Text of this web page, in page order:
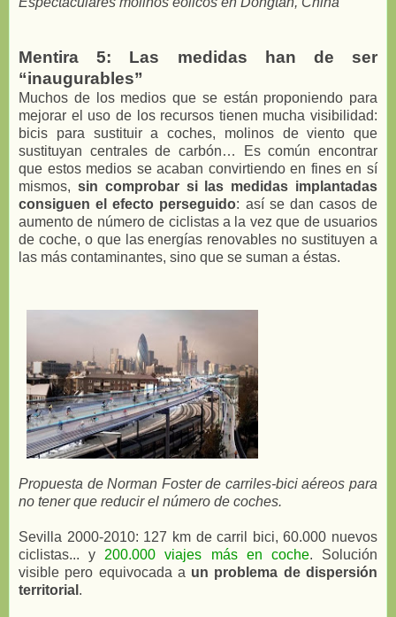
Mentira 5: Las medidas han de ser
“inaugurables”
Muchos de los medios que se están proponiendo para
mejorar el uso de los recursos tienen mucha visibilidad:
bicis para sustituir a coches, molinos de viento que
sustituyan centrales de carbón… Es común encontrar
que estos medios se acaban convirtiendo en fines en sí
mismos, sin comprobar si las medidas implantadas
consiguen el efecto perseguido: así se dan casos de
aumento de número de ciclistas a la vez que de usuarios
de coche, o que las energías renovables no sustituyen a
las más contaminantes, sino que se suman a éstas.
Propuesta de Norman Foster de carriles-bici aéreos para
no tener que reducir el número de coches.
Sevilla 2000-2010: 127 km de carril bici, 60.000 nuevos
ciclistas... y 200.000 viajes más en coche. Solución
visible pero equivocada a un problema de dispersión
territorial .